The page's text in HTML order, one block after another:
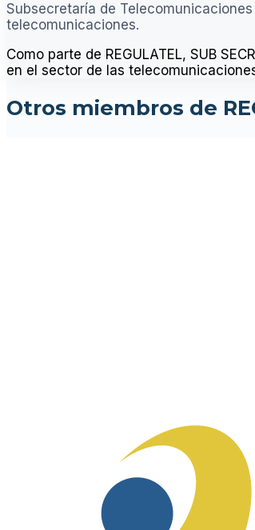
Subsecretaría de
telecomunicaciones.
Como parte de REGULATEL, SUB
en el sector de las
Otros miembros de